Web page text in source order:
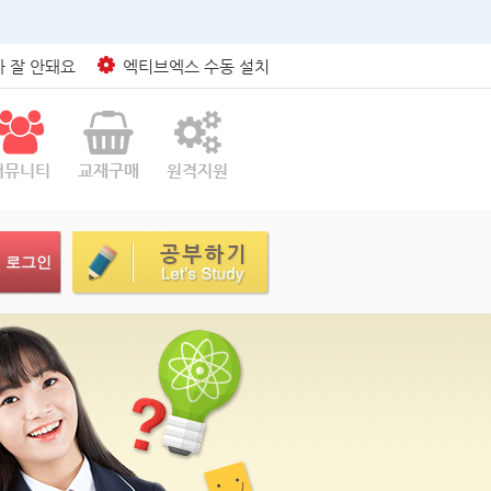
잘 안돼요 엑티브엑스 수동 설치
뮤니티 교재구매 원격지원